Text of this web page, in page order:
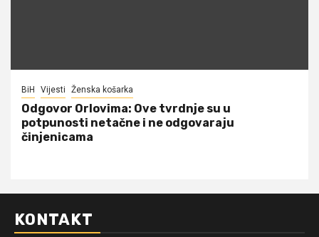
BiH Vijesti Ženska košarka
Odgovor Orlovima: ​Ove tvrdnje su u
potpunosti netačne i ne odgovaraju
činjenicama
KONTAKT